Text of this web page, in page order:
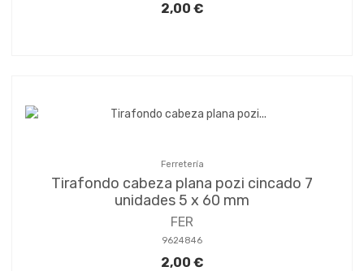
2,00 €
Ferretería
Tirafondo cabeza plana pozi cincado 7
unidades 5 x 60 mm
FER
9624846
2,00 €